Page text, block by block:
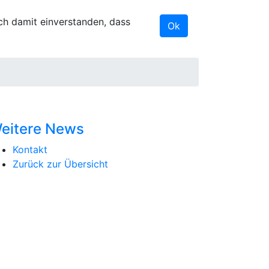
damit einverstanden, dass Ok
News
Kontakt
Zurück zur Übersicht